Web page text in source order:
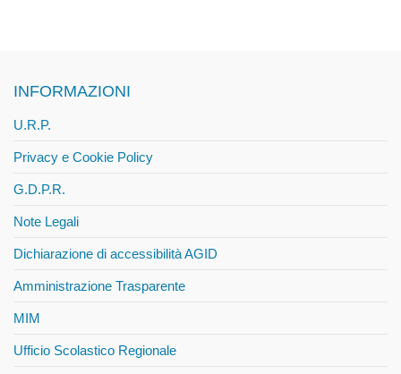
INFORMAZIONI
U.R.P.
Privacy e Cookie Policy
G.D.P.R.
Note Legali
Dichiarazione di accessibilità AGID
Amministrazione Trasparente
MIM
Ufficio Scolastico Regionale